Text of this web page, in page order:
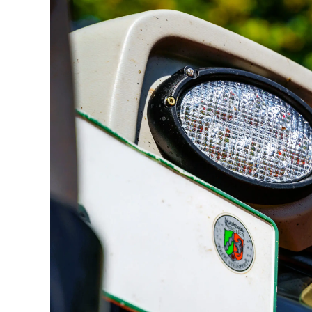
LED achterlichten LED
LED breedtelampen
LED
LED flitsers LED
LED Hal,-
voordeelpakketten
Overige